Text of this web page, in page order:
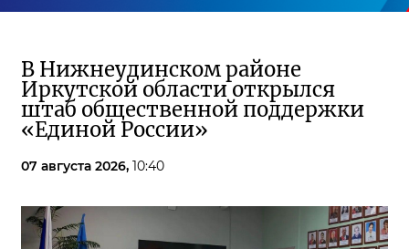
В Нижнеудинском районе
Иркутской области открылся
штаб общественной поддержки
«Единой России»
07 августа 2026, 10:40